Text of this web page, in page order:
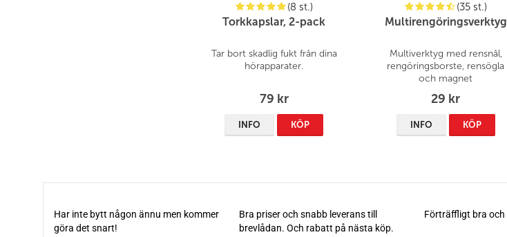
(8 st.)
Torkkapslar, 2-pack
Tar bort skadlig fukt från dina
hörapparater.
79 kr
INFO KÖP
(35 st.)
Multirengöringsverktyg
Multiverktyg med rensnål,
rengöringsborste, rensögla
och magnet
29 kr
INFO KÖP